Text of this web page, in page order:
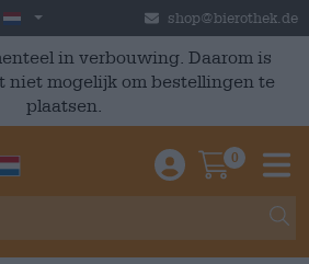
Nederland shop@bierothek.de
in verbouwing. Daarom is
niet mogelijk om bestellingen te
plaatsen.
Einloggen /
0